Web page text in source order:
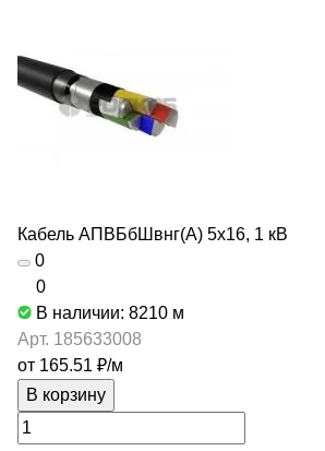
Кабель АПВБбШвнг(А) 5х16, 1 кВ
0
0
В наличии: 8210 м
Арт. 185633008
от 165.51 ₽/м
В корзину